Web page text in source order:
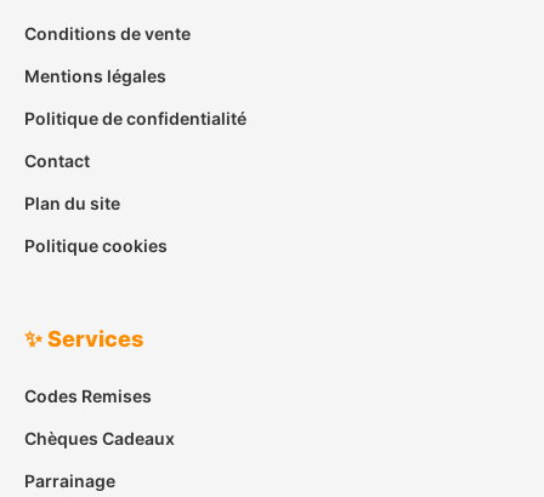
Conditions de vente
Mentions légales
Politique de confidentialité
Contact
Plan du site
Politique cookies
✨ Services
Codes Remises
Chèques Cadeaux
Parrainage